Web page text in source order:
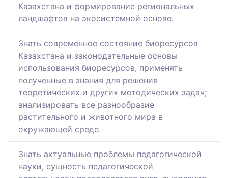
Казахстана и формирование региональных
ландшафтов на экосистемной основе.
Знать современное состояние биоресурсов
Казахстана и законодательные основы
использования биоресурсов, применять
полученные в знания для решения
теоретических и других методических задач;
анализировать все разнообразие
растительного и животного мира в
окружающей среде.
Знать актуальные проблемы педагогической
науки, сущность педагогической